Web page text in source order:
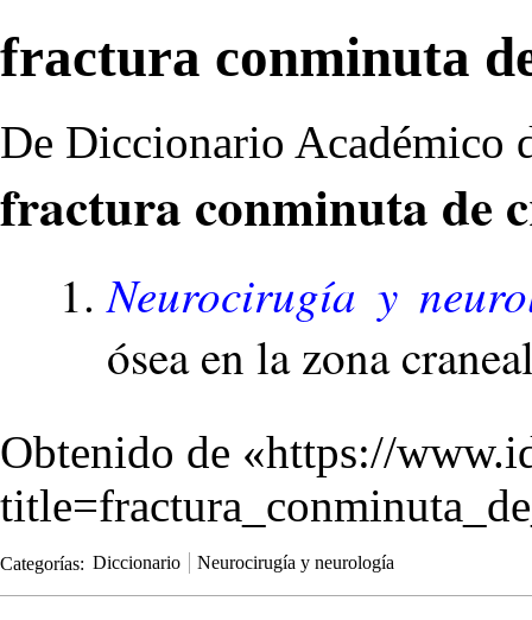
fractura conminuta
De Diccionario Académico
fractura conminuta de
Neurocirugía y
ósea en la zona
Obtenido de «https://
Categorías: Diccionario Neurocirugía y neurología